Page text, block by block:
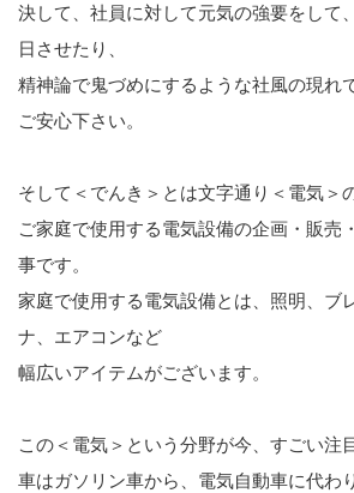
決して、社員に対して元気の強要をして
日させたり、
精神論で鬼づめにするような社風の現れ
ご安心下さい。
そして＜でんき＞とは文字通り＜電気＞
ご家庭で使用する電気設備の企画・販売
事です。
家庭で使用する電気設備とは、照明、ブ
ナ、エアコンなど
幅広いアイテムがございます。
この＜電気＞という分野が今、すごい注
車はガソリン車から、電気自動車に代わり